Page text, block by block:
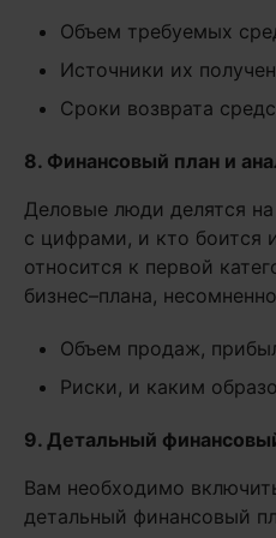
Объем требуемых
Источники их
Сроки возврата
8. Финансовый план и
Деловые люди делятся
с цифрами, и кто боится
относится к первой
бизнес–плана,
Объем продаж,
Риски, и каким
9. Детальный
Вам необходимо
детальный финансовый